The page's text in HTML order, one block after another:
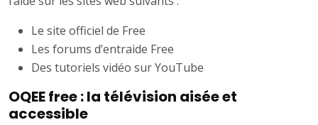
Le site officiel de Free
Les forums d’entraide Free
Des tutoriels vidéo sur YouTube
OQEE free : la télévision aisée et
accessible